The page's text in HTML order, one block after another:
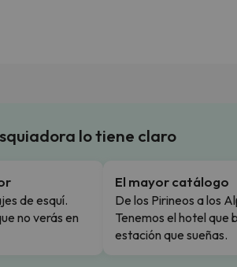
lo tiene claro
de esquí.
no verás en
El mayor catálogo
De los Pirineos a los
Tenemos el hotel que
estación que sueñas.